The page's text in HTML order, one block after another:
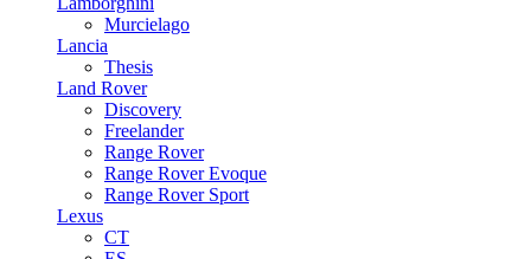
Murcielago
Lancia
Thesis
Land Rover
Discovery
Freelander
Range Rover
Range Rover Evoque
Range Rover Sport
Lexus
CT